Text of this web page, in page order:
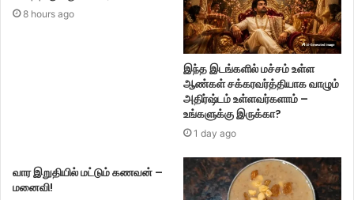
8 hours ago
இந்த இடங்களில் மச்சம் உள்ள
ஆண்கள் சக்கரவர்த்தியாக வாழும்
அதிர்ஷ்டம் உள்ளவர்களாம் –
உங்களுக்கு இருக்கா?
1 day ago
வார இறுதியில் மட்டும் கணவன் –
மனைவி!